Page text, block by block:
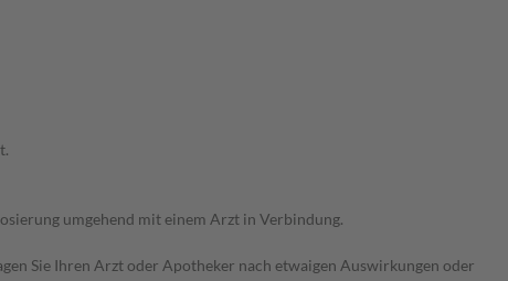
umgehend mit einem Arzt in Verbindung.
Sie Ihren Arzt oder Apotheker nach etwaigen Auswirkungen oder